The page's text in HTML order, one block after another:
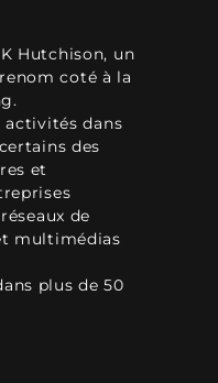
Hutchison, un
coté à la
activités dans
des
et
de
multimédias
plus de 50